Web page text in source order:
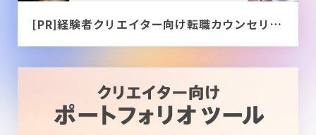
[PR]経験者クリエイター向け転職カウンセリング｜デザイナー / ディレクター / エンジニア